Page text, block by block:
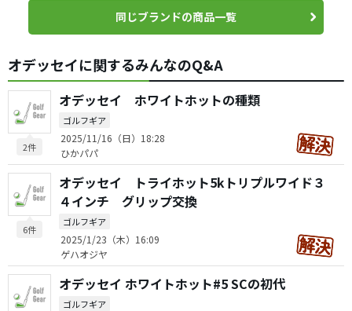
同じブランドの商品一覧
オデッセイに関するみんなのQ&A
2件
オデッセイ ホワイトホットの種類
ゴルフギア
2025/11/16（日）18:28
ひかパパ
6件
オデッセイ トライホット5kトリプルワイド３
４インチ グリップ交換
ゴルフギア
2025/1/23（木）16:09
ゲハオジヤ
オデッセイ ホワイトホット#5 SCの初代
ゴルフギア